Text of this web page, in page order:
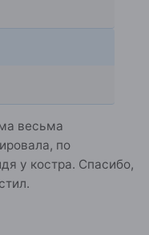
весьма
по
у костра. Спасибо,